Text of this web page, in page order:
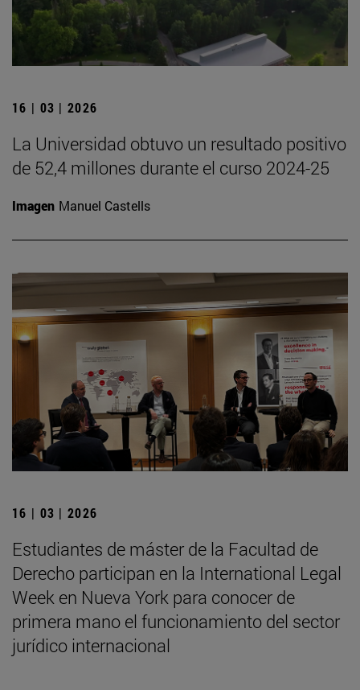
16 | 03 | 2026
La Universidad obtuvo un resultado positivo
de 52,4 millones durante el curso 2024-25
Imagen Manuel Castells
16 | 03 | 2026
Estudiantes de máster de la Facultad de
Derecho participan en la International Legal
Week en Nueva York para conocer de
primera mano el funcionamiento del sector
jurídico internacional